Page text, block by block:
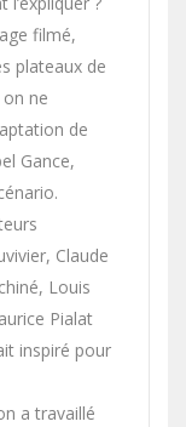
filmé,
plateaux de
ne
de
Gance,
Claude
Louis
Pialat
inspiré pour
a travaillé